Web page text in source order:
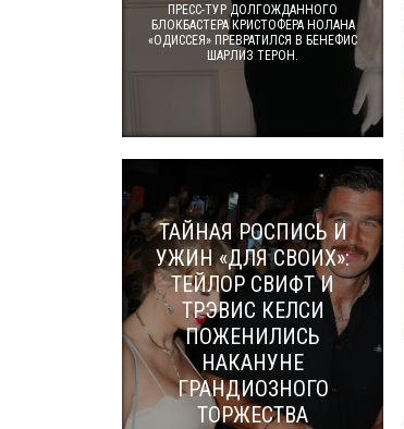
ПРЕСС-ТУР ДОЛГОЖДАННОГО
БЛОКБАСТЕРА КРИСТОФЕРА НОЛАНА
«ОДИССЕЯ» ПРЕВРАТИЛСЯ В БЕНЕФИС
ШАРЛИЗ ТЕРОН.
ТАЙНАЯ РОСПИСЬ И
УЖИН «ДЛЯ СВОИХ»:
ТЕЙЛОР СВИФТ И
ТРЭВИС КЕЛСИ
ПОЖЕНИЛИСЬ
НАКАНУНЕ
ГРАНДИОЗНОГО
ТОРЖЕСТВА